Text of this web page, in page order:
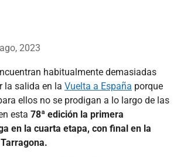
2023
habitualmente demasiadas
la salida en la Vuelta a España porque
ellos no se prodigan a lo largo de las
esta 78ª edición la primera
en la cuarta etapa, con final en la